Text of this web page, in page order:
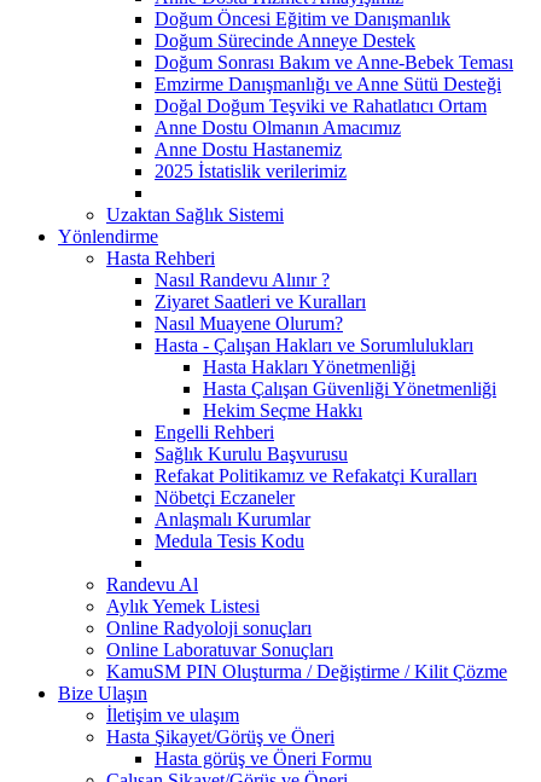
Doğum Öncesi Eğitim ve Danışmanlık
Doğum Sürecinde Anneye Destek
Doğum Sonrası Bakım ve Anne-Bebek Teması
Emzirme Danışmanlığı ve Anne Sütü Desteği
Doğal Doğum Teşviki ve Rahatlatıcı Ortam
Anne Dostu Olmanın Amacımız
Anne Dostu Hastanemiz
2025 İstatislik verilerimiz
Uzaktan Sağlık Sistemi
Yönlendirme
Hasta Rehberi
Nasıl Randevu Alınır ?
Ziyaret Saatleri ve Kuralları
Nasıl Muayene Olurum?
Hasta - Çalışan Hakları ve Sorumlulukları
Hasta Hakları Yönetmenliği
Hasta Çalışan Güvenliği Yönetmenliği
Hekim Seçme Hakkı
Engelli Rehberi
Sağlık Kurulu Başvurusu
Refakat Politikamız ve Refakatçi Kuralları
Nöbetçi Eczaneler
Anlaşmalı Kurumlar
Medula Tesis Kodu
Randevu Al
Aylık Yemek Listesi
Online Radyoloji sonuçları
Online Laboratuvar Sonuçları
KamuSM PIN Oluşturma / Değiştirme / Kilit Çözme
Bize Ulaşın
İletişim ve ulaşım
Hasta Şikayet/Görüş ve Öneri
Hasta görüş ve Öneri Formu